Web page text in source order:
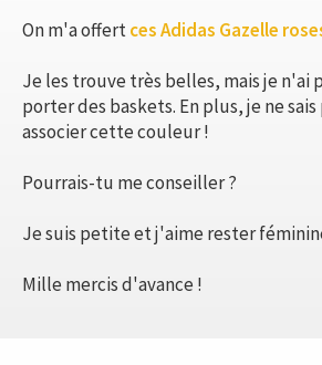
On m'a offertces Adidas Gazelle
Je les trouve très belles, mais je n'ai
porter des baskets. En plus, je ne
associer cette couleur !
Pourrais-tu me conseiller ?
Je suis petite et j'aime rester
Mille mercis d'avance !